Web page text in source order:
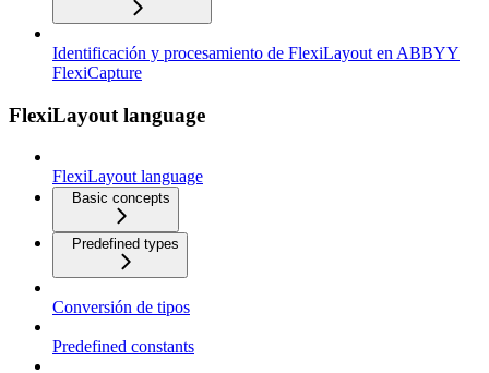
Identificación y procesamiento de FlexiLayout en ABBYY
FlexiCapture
FlexiLayout language
FlexiLayout language
Basic concepts
Predefined types
Conversión de tipos
Predefined constants